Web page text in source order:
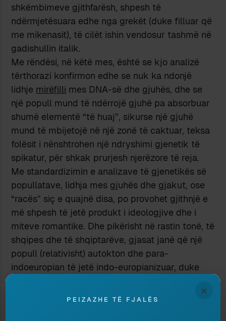
shkëmbimeve gjithfarësh, shpesh të
ndërmjetësuara edhe nga grekët (duke filluar që
me mikenasit), të cilët ishin vendosur tashmë në
gadishullin italik.
Me rëndësi, në këtë mes, është se kjo analizë
tërthorazi konfirmon edhe se nuk ka ndonjë
lidhje mirëfilli mes DNA-së dhe gjuhës, dhe se
një popull mund të ndërrojë gjuhë pa absorbuar
shumë elementë “të huaj”, sikurse një gjuhë
mund të mbijetojë në një zonë të caktuar, teksa
folësit i nënshtrohen një ndryshimi gjenetik të
spikatur, për shkak prurjesh njerëzore të reja.
Me standardizimin e analizave të gjenetikës së
popullatave, lidhja mes gjuhës dhe gjakut, ose
“racës” siç e quajnë disa, po provohet gjithnjë e
më shpesh të jetë produkt i ideologjive dhe i
miteve romantike. Dhe pikërisht në rastin tonë, të
shqipes dhe të shqiptarëve, gjasat janë që një
popull (relativisht) autokton dhe para-
indoeuropian të jetë indo-europianizuar, duke
por pa pësuar ndonjë katastrofë në profilin
×
PEIZAZHE TË FJALËS